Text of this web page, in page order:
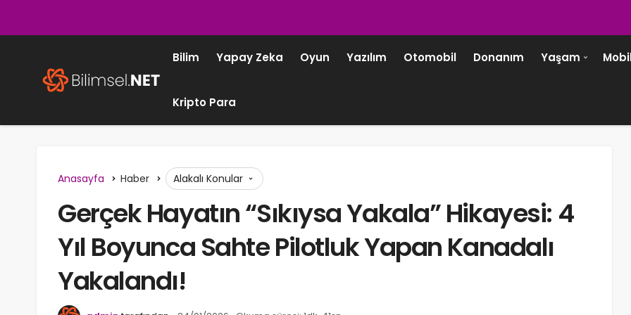
Bilim Yapay Zeka Oyun Yazılım Otomobil Donanım Yaşam
Kripto Para
Anasayfa Haber Alakalı Konular
Gerçek Hayatın “Sıkıysa Yakala” Hikayesi: 4
Yıl Boyunca Sahte Pilotluk Yapan Kanadalı
Yakalandı!
TEKNOLOJI